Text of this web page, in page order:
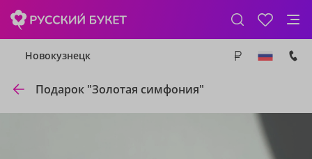
Новокузнецк
Подарок "Золотая симфония"